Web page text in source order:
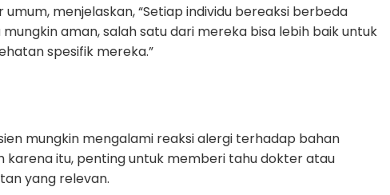
menjelaskan, “Setiap individu bereaksi berbeda
aman, salah satu dari mereka bisa lebih baik untuk
spesifik mereka.”
mungkin mengalami reaksi alergi terhadap bahan
karena itu, penting untuk memberi tahu dokter atau
yang relevan.